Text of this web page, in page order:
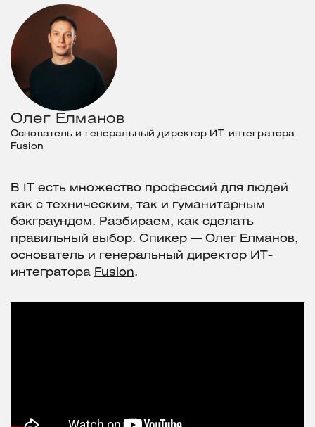
Олег Елманов
Основатель и генеральный директор ИТ-интегратора
Fusion
В IT есть множество профессий для людей
как с техническим, так и гуманитарным
бэкграундом. Разбираем, как сделать
правильный выбор. Спикер — Олег Елманов,
основатель и генеральный директор ИТ-
интегратора Fusion.